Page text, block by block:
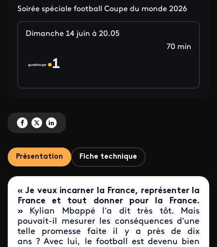
Soirée spéciale football Coupe du monde 2026
Dimanche 14 juin à 20.05
70 min
Partagez 'Mbappé, la diplomatie du ballon rond' sur Facebook
Partagez 'Mbappé, la diplomatie du ballon rond' sur X
Partagez 'Mbappé, la diplomatie du ballon rond' sur LinkedIn
Présentation Fiche technique
« Je veux incarner la France, représenter la
France et tout donner pour la France.
» Kylian Mbappé l’a dit très tôt. Mais
pouvait-il mesurer les conséquences d’une
telle promesse faite il y a près de dix
ans ? Avec lui, le football est devenu bien